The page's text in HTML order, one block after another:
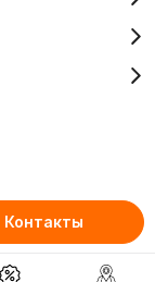
Контакты